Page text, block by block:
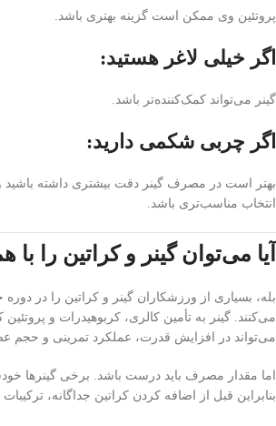
پروتئین وی ممکن است گزینه بهتری باشد.
اگر خیلی لاغر هستید:
گینر می‌تواند کمک‌کننده‌تر باشد.
اگر چربی شکمی دارید:
بهتر است در مصرف گینر دقت بیشتری داشته باشید
انتخاب مناسب‌تری باشد.
آیا می‌توان گینر و کراتین را
بله، بسیاری از ورزشکاران گینر و کراتین را در
می‌کنند. گینر به تأمین کالری، کربوهیدرات و
می‌تواند در افزایش قدرت، عملکرد تمرینی و حجم
اما مقدار مصرف باید درست باشد. برخی گینرها
بنابراین قبل از اضافه کردن کراتین جداگانه،